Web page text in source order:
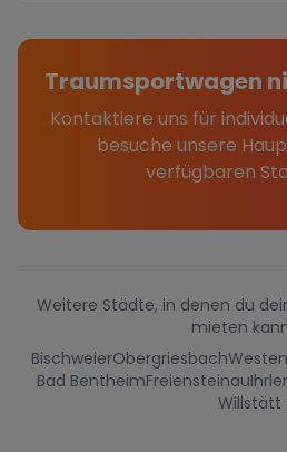
Traumsportwagen
Kontaktiere uns für
besuche unsere
verfügbaren
Weitere Städte, in denen du
mieten
BischweierObergriesbach
Bad BentheimFreiensteinau
Willstätt